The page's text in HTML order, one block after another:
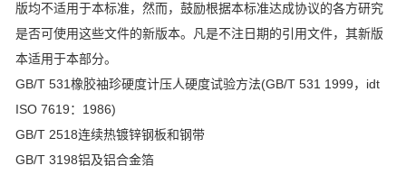
版均不适用于本标准，然而，鼓励根据本标准达成协议的各方研究
是否可使用这些文件的新版本。凡是不注日期的引用文件，其新版
本适用于本部分。
GB/T 531橡胶袖珍硬度计压人硬度试验方法(GB/T 531 1999，idt
ISO 7619：1986)
GB/T 2518连续热镀锌钢板和钢带
GB/T 3198铝及铝合金箔